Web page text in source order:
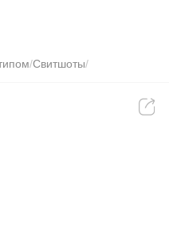
/Свитшоты/